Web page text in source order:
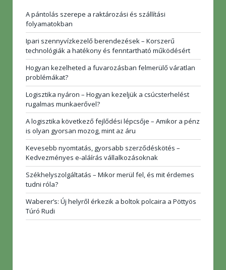
A pántolás szerepe a raktározási és szállítási
folyamatokban
Ipari szennyvízkezelő berendezések – Korszerű
technológiák a hatékony és fenntartható működésért
Hogyan kezelheted a fuvarozásban felmerülő váratlan
problémákat?
Logisztika nyáron – Hogyan kezeljük a csúcsterhelést
rugalmas munkaerővel?
A logisztika következő fejlődési lépcsője – Amikor a pénz
is olyan gyorsan mozog, mint az áru
Kevesebb nyomtatás, gyorsabb szerződéskötés –
Kedvezményes e-aláírás vállalkozásoknak
Székhelyszolgáltatás – Mikor merül fel, és mit érdemes
tudni róla?
Waberer’s: Új helyről érkezik a boltok polcaira a Pöttyös
Túró Rudi